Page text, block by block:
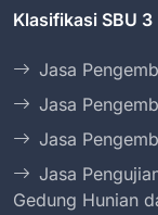
Klasifikasi SBU 3
Jasa
Jasa
Jasa
Jasa
Gedung Hunian